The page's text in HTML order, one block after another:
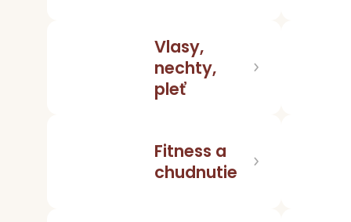
Vlasy,
nechty,
pleť
Fitness a
chudnutie